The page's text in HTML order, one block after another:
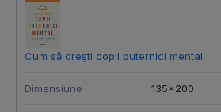
Cum să crești copii puternici mental
Dimensiune 135x200